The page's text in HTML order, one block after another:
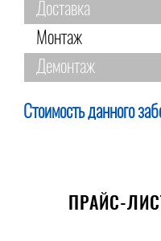
Доставка
Монтаж
Демонтаж
Стоимость данного
ПРАЙС-